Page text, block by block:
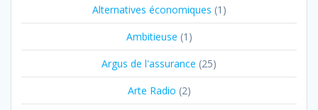
Alternatives économiques (1)
Ambitieuse (1)
Argus de l'assurance (25)
Arte Radio (2)